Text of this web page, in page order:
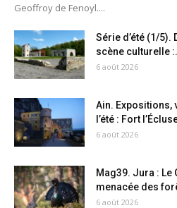
Geoffroy de Fenoyl....
Série d’été (1/5).
scène culturelle
6 août 2026
Ain. Expositions,
l’été : Fort
6 août 2026
Mag39. Jura : Le
menacée des
6 août 2026